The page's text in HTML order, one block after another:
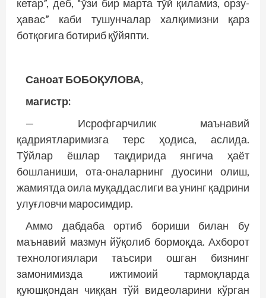
кетар”, деб, “ўзи бир марта тўй қиламиз, орзу-
ҳавас” каби тушунчалар халқимизни қарз
ботқоғига ботириб қўйяпти.
Саноат БОБОҚУЛОВА,
магистр:
— Исрофгарчилик маънавий
қадриятларимизга терс ҳодиса, аслида.
Тўйлар ёшлар тақдирида янгича ҳаёт
бошланиши, ота-оналарнинг дуосини олиш,
жамиятда оила муқаддаслиги ва унинг қадрини
улуғловчи маросимдир.
Аммо дабдаба ортиб бориши билан бу
маънавий мазмун йўқолиб бормоқда. Ахборот
технологиялари таъсири ошган бизнинг
замонимизда ижтимоий тармоқларда
қуюшқондан чиққан тўй видеоларини кўрган